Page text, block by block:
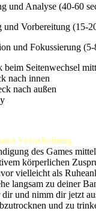
und Analyse (40-60
und Vorbereitung (15-
und Fokussierung (5-
beim Seitenwechsel
nach innen
nach außen
Verarbeitung
des Games
körperlichen
vielleicht als
langsam zu deiner
dir und nimm dir jetzt
und zu